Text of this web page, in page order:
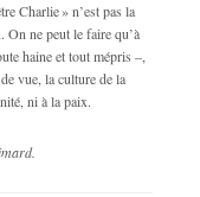
Charlie » n’est pas la
On ne peut le faire qu’à
haine et tout mépris –,
vue, la culture de la
ni à la paix.